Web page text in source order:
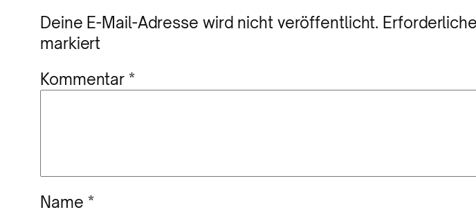
Deine E-Mail-Adresse wird nicht veröffentlicht.
markiert
Kommentar *
Name *